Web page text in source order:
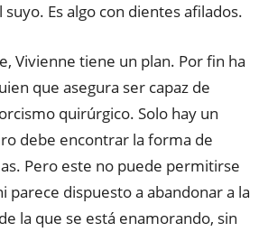
Es algo con dientes afilados.
Vivienne tiene un plan. Por fin ha
que asegura ser capaz de
quirúrgico. Solo hay un
debe encontrar la forma de
Pero este no puede permitirse
parece dispuesto a abandonar a la
la que se está enamorando, sin